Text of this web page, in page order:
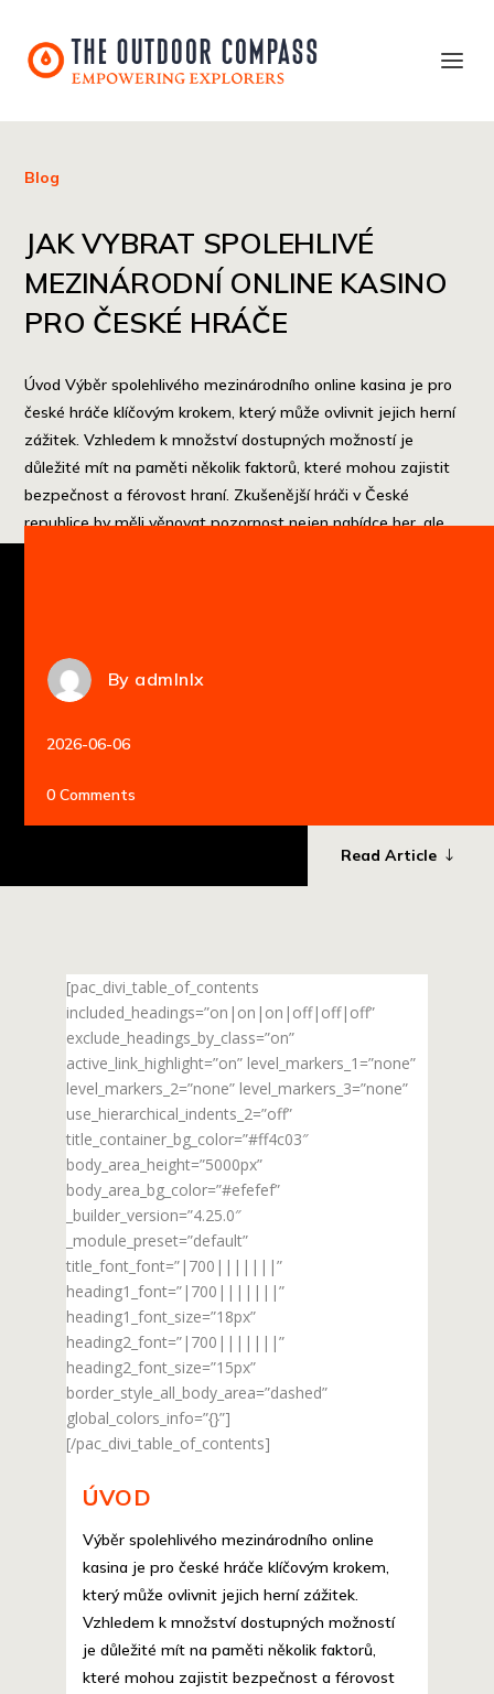
Blog
JAK VYBRAT SPOLEHLIVÉ
MEZINÁRODNÍ ONLINE KASINO
PRO ČESKÉ HRÁČE
Úvod Výběr spolehlivého mezinárodního online kasina je pro
české hráče klíčovým krokem, který může ovlivnit jejich herní
zážitek. Vzhledem k množství dostupných možností je
důležité mít na paměti několik faktorů, které mohou zajistit
bezpečnost a férovost hraní. Zkušenější hráči v České
republice by měli věnovat pozornost nejen nabídce her, ale
By admlnlx
2026-06-06
0 Comments
Read Article
[pac_divi_table_of_contents
included_headings=”on|on|on|off|off|off”
exclude_headings_by_class=”on”
active_link_highlight=”on” level_markers_1=”none”
level_markers_2=”none” level_markers_3=”none”
use_hierarchical_indents_2=”off”
title_container_bg_color=”#ff4c03″
body_area_height=”5000px”
body_area_bg_color=”#efefef”
_builder_version=”4.25.0″
_module_preset=”default”
title_font_font=”|700|||||||”
heading1_font=”|700|||||||”
heading1_font_size=”18px”
heading2_font=”|700|||||||”
heading2_font_size=”15px”
border_style_all_body_area=”dashed”
global_colors_info=”{}”]
[/pac_divi_table_of_contents]
ÚVOD
Výběr spolehlivého mezinárodního online
kasina je pro české hráče klíčovým krokem,
který může ovlivnit jejich herní zážitek.
Vzhledem k množství dostupných možností
je důležité mít na paměti několik faktorů,
které mohou zajistit bezpečnost a férovost